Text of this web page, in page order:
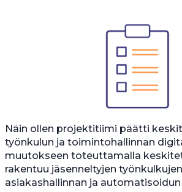
Näin ollen projektitiimi päätti
työnkulun ja toimintohallinnan
muutokseen toteuttamalla
rakentuu jäsenneltyjen
asiakashallinnan ja